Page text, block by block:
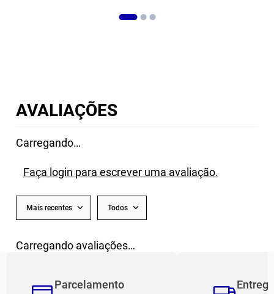
AVALIAÇÕES
Carregando…
Faça login para escrever uma avaliação.
Mais recentes Todos
Carregando avaliações…
Parcelamento